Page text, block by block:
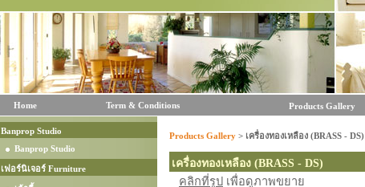
Home Term & Conditions Products Gallery
Banprop Studio
Banprop Studio
เฟอร์นิเจอร์ Furniture
Products Gallery > เครื่องทองเหลือง (BRASS - DS)
เครื่องทองเหลือง (BRASS - DS)
คลิกที่รูป เพื่อดูภาพขยาย